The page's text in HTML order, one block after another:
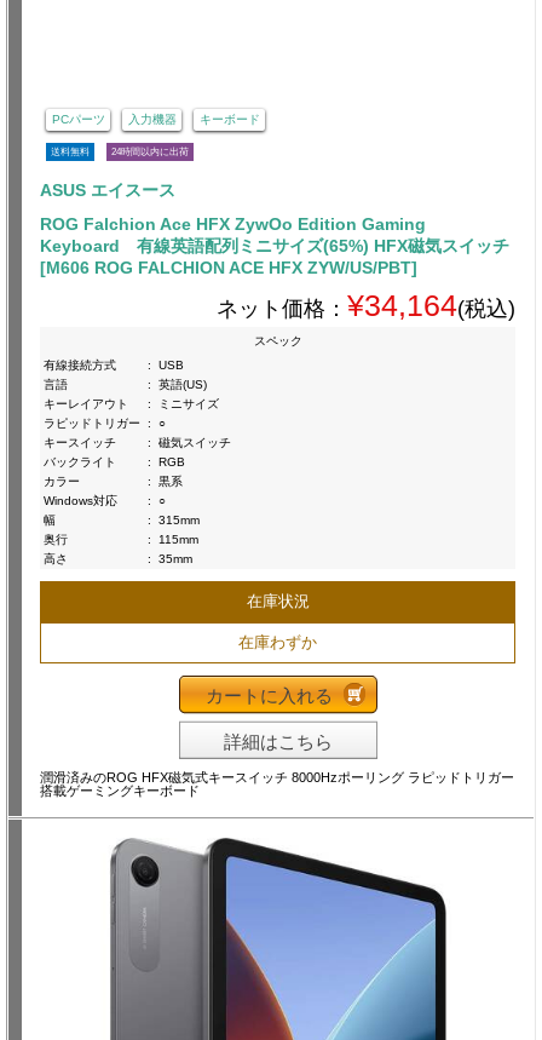
PCパーツ 入力機器 キーボード
送料無料 24時間以内に出荷
ASUS エイスース
ROG Falchion Ace HFX ZywOo Edition Gaming
Keyboard 有線英語配列ミニサイズ(65%) HFX磁気スイッチ
[M606 ROG FALCHION ACE HFX ZYW/US/PBT]
ネット価格： ¥34,164(税込)
スペック
有線接続方式
:
USB
言語
:
英語(US)
キーレイアウト
:
ミニサイズ
ラピッドトリガー
:
○
キースイッチ
:
磁気スイッチ
バックライト
:
RGB
カラー
:
黒系
Windows対応
:
○
幅
:
315mm
奥行
:
115mm
高さ
: 35mm
在庫状況
在庫わずか
カートに入れる
詳細はこちら
潤滑済みのROG HFX磁気式キースイッチ 8000Hzポーリング ラピッドトリガー
搭載ゲーミングキーボード